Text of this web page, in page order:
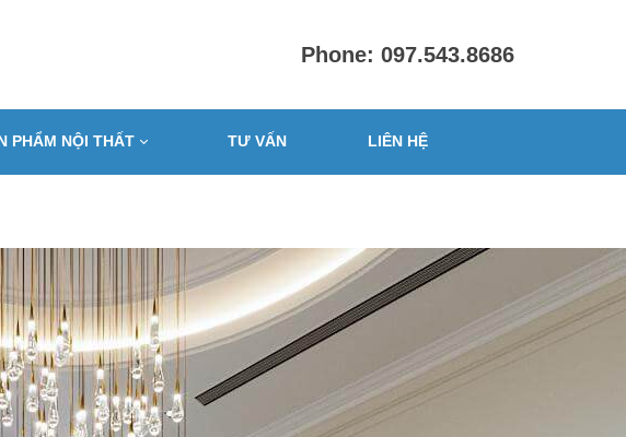
Phone: 097.543.8686
PHẨM NỘI THẤT TƯ VẤN LIÊN HỆ
HẢI PHÒNG
nhà